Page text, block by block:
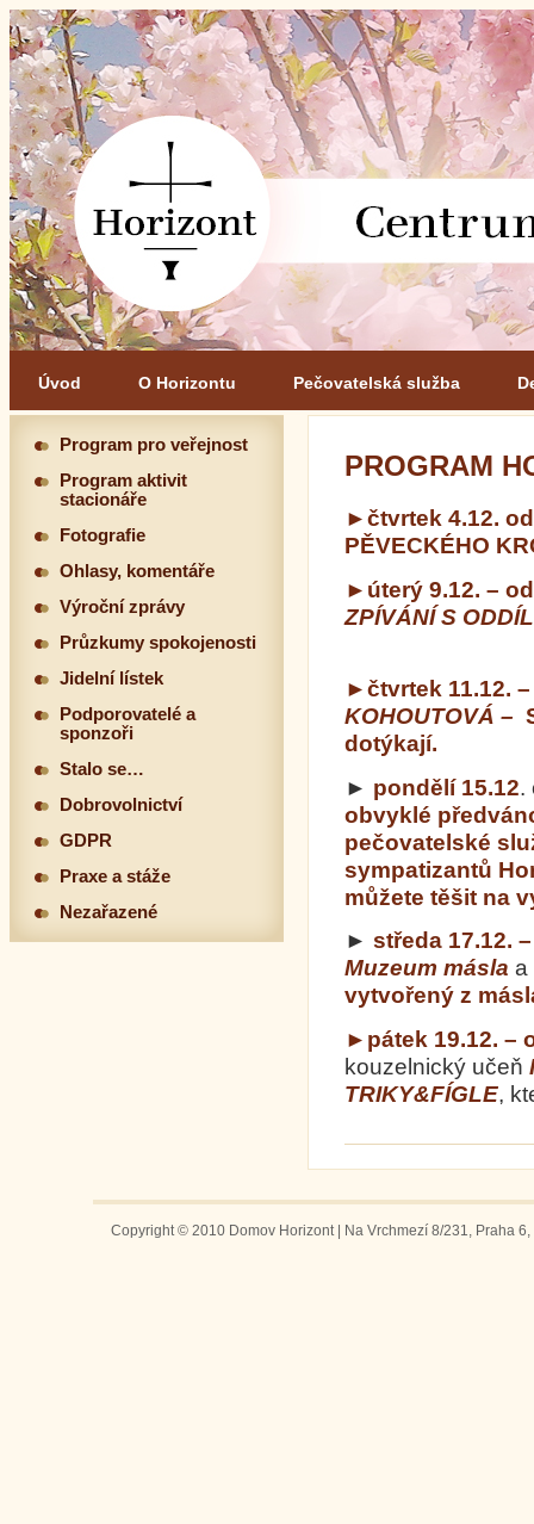
Úvod O Horizontu Pečovatelská služba
PROGRAM
►čtvrtek 4.12.
PĚVECKÉHO
►úterý 9.12. –
ZPÍVÁNÍ S
►čtvrtek 11.12.
KOHOUTOVÁ –
dotýkají.
► pondělí 15.12.
obvyklé
pečovatelské
sympatizantů
můžete těšit na
► středa 17.12.
Muzeum másla a
vytvořený z
►pátek 19.12. –
kouzelnický učeň
TRIKY&FÍGLE,
Program pro veřejnost
Program aktivit
stacionáře
Fotografie
Ohlasy, komentáře
Výroční zprávy
Průzkumy spokojenosti
Jidelní lístek
Podporovatelé a
sponzoři
Stalo se…
Dobrovolnictví
GDPR
Praxe a stáže
Nezařazené
Copyright © 2010 Domov Horizont | Na Vrchmezí 8/231, Praha